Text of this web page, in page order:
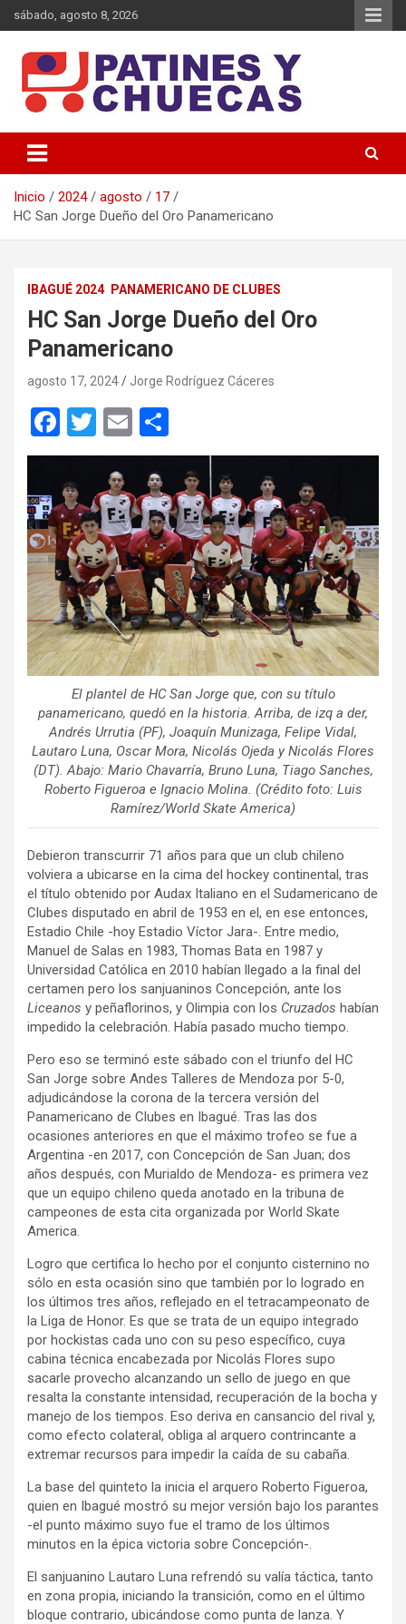
Saltar
al
sábado, agosto 8, 2026
Patines y Chuecas
Inicio 2024 agosto
17
HC San Jorge Dueño del Oro Panamericano
IBAGUÉ 2024 PANAMERICANO DE CLUBES
HC San Jorge Dueño del Oro
Panamericano
agosto 17, 2024 Jorge Rodríguez Cáceres
F
a
ce
b
o
o
k
T
wi
tt
er
E
m
ail
o
m
p
ar
tir
El plantel de HC San Jorge que, con su título
panamericano, quedó en la historia. Arriba, de izq a der,
Andrés Urrutia (PF), Joaquín Munizaga, Felipe Vidal,
Lautaro Luna, Oscar Mora, Nicolás Ojeda y Nicolás Flores
(DT). Abajo: Mario Chavarría, Bruno Luna, Tiago Sanches,
Roberto Figueroa e Ignacio Molina. (Crédito foto: Luis
Ramírez/World Skate America)
Debieron transcurrir 71 años para que un club chileno
volviera a ubicarse en la cima del hockey continental, tras
el título obtenido por Audax Italiano en el Sudamericano de
Clubes disputado en abril de 1953 en el, en ese entonces,
Estadio Chile -hoy Estadio Víctor Jara-. Entre medio,
Manuel de Salas en 1983, Thomas Bata en 1987 y
Universidad Católica en 2010 habían llegado a la final del
certamen pero los sanjuaninos Concepción, ante los
Liceanos y peñaflorinos, y Olimpia con los Cruzados habían
impedido la celebración. Había pasado mucho tiempo.
Pero eso se terminó este sábado con el triunfo del HC
San Jorge sobre Andes Talleres de Mendoza por 5-0,
adjudicándose la corona de la tercera versión del
Panamericano de Clubes en Ibagué. Tras las dos
ocasiones anteriores en que el máximo trofeo se fue a
Argentina -en 2017, con Concepción de San Juan; dos
años después, con Murialdo de Mendoza- es primera vez
que un equipo chileno queda anotado en la tribuna de
campeones de esta cita organizada por World Skate
America.
Logro que certifica lo hecho por el conjunto cisternino no
sólo en esta ocasión sino que también por lo logrado en
los últimos tres años, reflejado en el tetracampeonato de
la Liga de Honor. Es que se trata de un equipo integrado
por hockistas cada uno con su peso específico, cuya
cabina técnica encabezada por Nicolás Flores supo
sacarle provecho alcanzando un sello de juego en que
resalta la constante intensidad, recuperación de la bocha y
manejo de los tiempos. Eso deriva en cansancio del rival y,
como efecto colateral, obliga al arquero contrincante a
extremar recursos para impedir la caída de su cabaña.
La base del quinteto la inicia el arquero Roberto Figueroa,
quien en Ibagué mostró su mejor versión bajo los parantes
-el punto máximo suyo fue el tramo de los últimos
minutos en la épica victoria sobre Concepción-.
El sanjuanino Lautaro Luna refrendó su valía táctica, tanto
en zona propia, iniciando la transición, como en el último
bloque contrario, ubicándose como punta de lanza. Y